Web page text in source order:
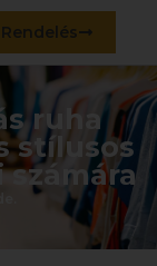
Rendelés
ruha
stílusos